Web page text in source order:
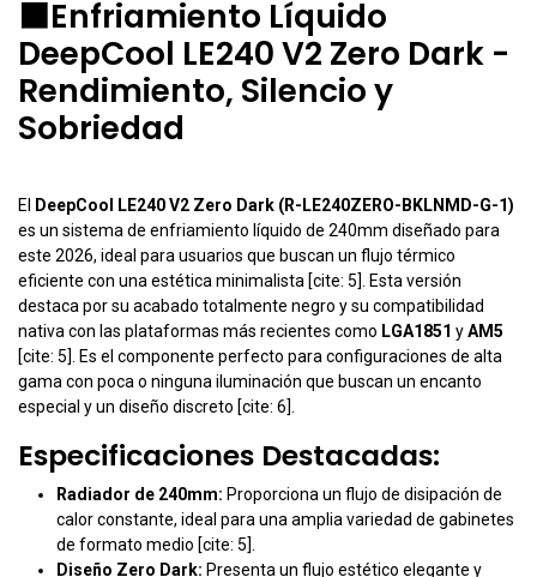
⬛Enfriamiento Líquido
DeepCool LE240 V2 Zero Dark -
Rendimiento, Silencio y
Sobriedad
El
DeepCool LE240 V2 Zero Dark (R-LE240ZERO-BKLNMD-G-1)
es un sistema de enfriamiento líquido de 240mm diseñado para
este 2026, ideal para usuarios que buscan un flujo térmico
eficiente con una estética minimalista [cite: 5]. Esta versión
destaca por su acabado totalmente negro y su compatibilidad
nativa con las plataformas más recientes como LGA1851 yAM5
[cite: 5]. Es el componente perfecto para configuraciones de alta
gama con poca o ninguna iluminación que buscan un encanto
especial y un diseño discreto [cite: 6].
Especificaciones Destacadas:
Radiador de 240mm: Proporciona un flujo de disipación de
calor constante, ideal para una amplia variedad de gabinetes
de formato medio [cite: 5].
Diseño Zero Dark: Presenta un flujo estético elegante y